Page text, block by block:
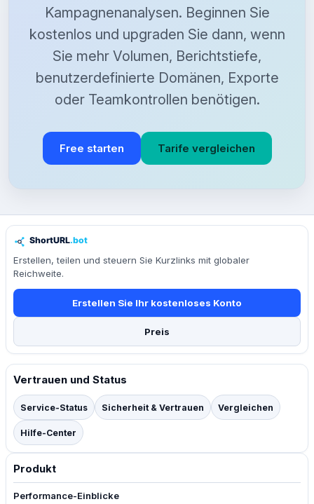
Kampagnenanalysen. Beginnen Sie
kostenlos und upgraden Sie dann, wenn
Sie mehr Volumen, Berichtstiefe,
benutzerdefinierte Domänen, Exporte
oder Teamkontrollen benötigen.
Free starten Tarife vergleichen
Erstellen, teilen und steuern Sie Kurzlinks mit globaler
Reichweite.
Erstellen Sie Ihr kostenloses Konto
Preis
Vertrauen und Status
Service-Status Sicherheit & Vertrauen Vergleichen
Hilfe-Center
Produkt
Performance-Einblicke